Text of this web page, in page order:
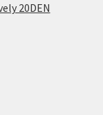
20DEN